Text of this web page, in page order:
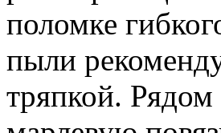
поломке
пыли
тряпкой. Рядом